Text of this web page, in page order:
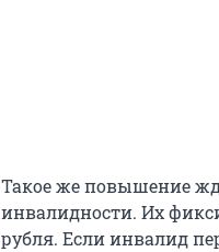
Такое же повышение
инвалидности. Их
рубля. Если инвалид